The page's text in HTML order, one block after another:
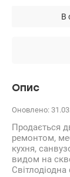
В
Опис
Оновлено:
Продається
ремонтом,
кухня,
видом на